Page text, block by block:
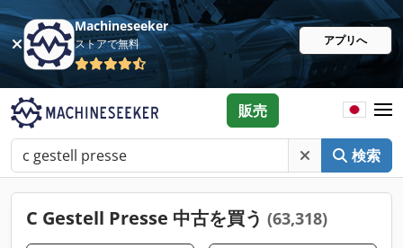
Machineseeker
ストアで無料 アプリへ
検索
販売
C Gestell Presse 中古を買う (63,318)